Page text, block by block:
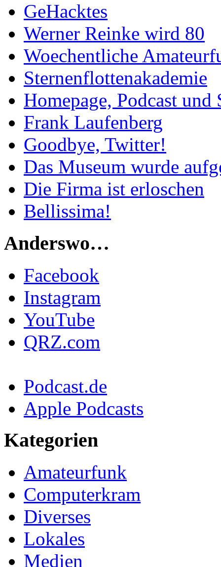
GeHacktes
Werner Reinke wird 80
Woechentliche
Sternenflottenakademie
Homepage, Podcast
Frank Laufenberg
Goodbye, Twitter!
Das Museum wurde
Die Firma ist erloschen
Bellissima!
Anderswo…
Facebook
Instagram
YouTube
QRZ.com
Podcast.de
Apple Podcasts
Kategorien
Amateurfunk
Computerkram
Diverses
Lokales
Medien